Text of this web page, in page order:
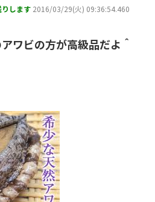
します 2016/03/29(火) 09:36:54.460
ワビの方が高級品だよ＾